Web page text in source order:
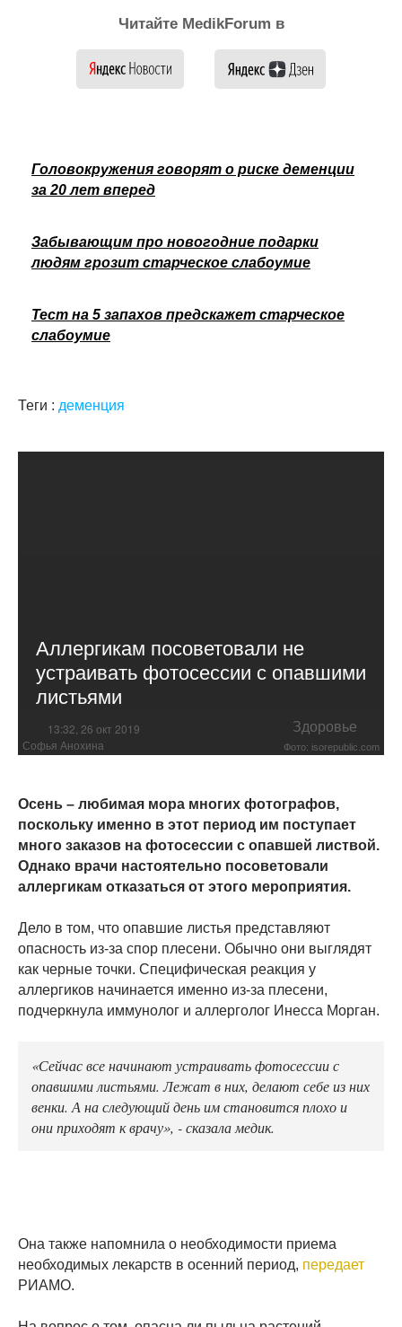
Читайте MedikForum в
Головокружения говорят о риске деменции
за 20 лет вперед
Забывающим про новогодние подарки
людям грозит старческое слабоумие
Тест на 5 запахов предскажет старческое
слабоумие
Теги : деменция
Аллергикам посоветовали не
устраивать фотосессии с опавшими
листьями
13:32, 26 окт 2019 Здоровье
Софья Анохина Фото: isorepublic.com
Осень – любимая мора многих фотографов,
поскольку именно в этот период им поступает
много заказов на фотосессии с опавшей листвой.
Однако врачи настоятельно посоветовали
аллергикам отказаться от этого мероприятия.
Дело в том, что опавшие листья представляют
опасность из-за спор плесени. Обычно они выглядят
как черные точки. Специфическая реакция у
аллергиков начинается именно из-за плесени,
подчеркнула иммунолог и аллерголог Инесса Морган.
«Сейчас все начинают устраивать фотосессии с
опавшими листьями. Лежат в них, делают себе из них
венки. А на следующий день им становится плохо и
они приходят к врачу», - сказала медик.
Она также напомнила о необходимости приема
необходимых лекарств в осенний период, передает
РИАМО.